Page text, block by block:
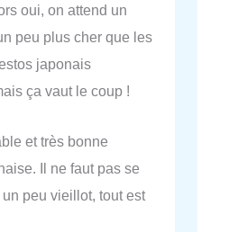
oui, on attend un
peu plus cher que les
japonais
ça vaut le coup !
et très bonne
Il ne faut pas se
peu vieillot, tout est